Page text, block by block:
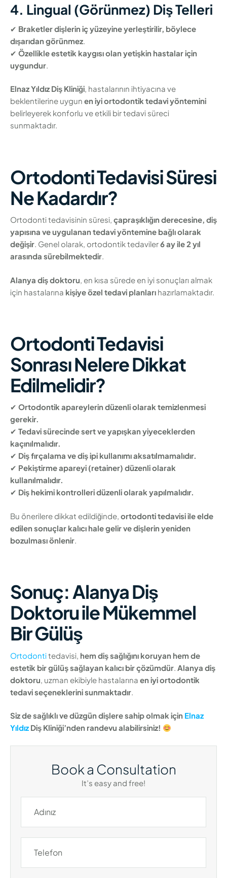
4. Lingual (Görünmez) Diş Telleri
✔ Braketler dişlerin iç yüzeyine yerleştirilir, böylece
dışarıdan görünmez.
✔ Özellikle estetik kaygısı olan yetişkin hastalar için
uygundur.
Elnaz Yıldız Diş Kliniği, hastalarının ihtiyacına ve
beklentilerine uygun en iyi ortodontik tedavi yöntemini
belirleyerek konforlu ve etkili bir tedavi süreci
sunmaktadır.
Ortodonti Tedavisi Süresi
Ne Kadardır?
Ortodonti tedavisinin süresi, çapraşıklığın derecesine, diş
yapısına ve uygulanan tedavi yöntemine bağlı olarak
değişir. Genel olarak, ortodontik tedaviler6 ay ile 2 yıl
arasında sürebilmektedir.
Alanya diş doktoru , en kısa sürede en iyi sonuçları almak
için hastalarına kişiye özel tedavi planları hazırlamaktadır.
Ortodonti Tedavisi
Sonrası Nelere Dikkat
Edilmelidir?
✔ Ortodontik apareylerin düzenli olarak temizlenmesi
gerekir.
✔ Tedavi sürecinde sert ve yapışkan yiyeceklerden
kaçınılmalıdır.
✔ Diş fırçalama ve diş ipi kullanımı aksatılmamalıdır.
✔ Pekiştirme apareyi (retainer) düzenli olarak
kullanılmalıdır.
✔ Diş hekimi kontrolleri düzenli olarak yapılmalıdır.
Bu önerilere dikkat edildiğinde, ortodonti tedavisi ile elde
edilen sonuçlar kalıcı hale gelir ve dişlerin yeniden
bozulması önlenir.
Sonuç: Alanya Diş
Doktoru ile Mükemmel
Bir Gülüş
Ortodontitedavisi, hem diş sağlığını koruyan hem de
estetik bir gülüş sağlayan kalıcı bir çözümdür Alanya diş
doktoru , uzman ekibiyle hastalarına en iyi ortodontik
tedavi seçeneklerini sunmaktadır
Siz de sağlıklı ve düzgün dişlere sahip olmak için Elnaz
Yıldız Diş Kliniği’nden randevu alabilirsiniz!
Book a Consultation
It’s easy and free!